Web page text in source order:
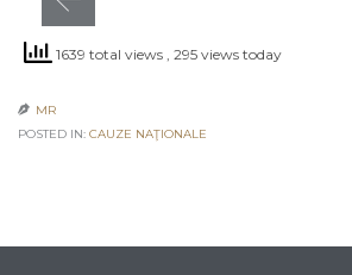
1639 total views , 295 views today
 MR
POSTED IN: CAUZE NAŢIONALE